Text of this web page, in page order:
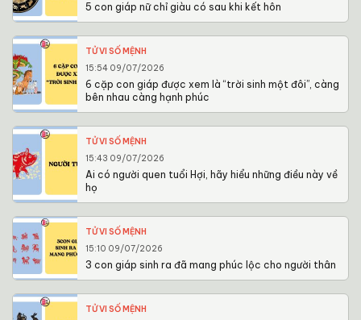
5 con giáp nữ chỉ giàu có sau khi kết hôn
TỬ VI SỐ MỆNH
15:54 09/07/2026
6 cặp con giáp được xem là “trời sinh một đôi”, càng
bên nhau càng hạnh phúc
TỬ VI SỐ MỆNH
15:43 09/07/2026
Ai có người quen tuổi Hợi, hãy hiểu những điều này về
họ
TỬ VI SỐ MỆNH
15:10 09/07/2026
3 con giáp sinh ra đã mang phúc lộc cho người thân
TỬ VI SỐ MỆNH